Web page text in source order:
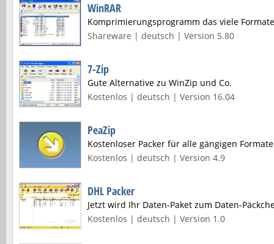
WinRAR
Komprimierungsprogramm das viele
Shareware | deutsch | Version 5.80
7-Zip
Gute Alternative zu WinZip und Co.
Kostenlos | deutsch | Version 16.04
PeaZip
Kostenloser Packer für alle gängigen
Kostenlos | deutsch | Version 4.9
DHL Packer
Jetzt wird Ihr Daten-Paket zum Daten-
Kostenlos | deutsch | Version 1.0